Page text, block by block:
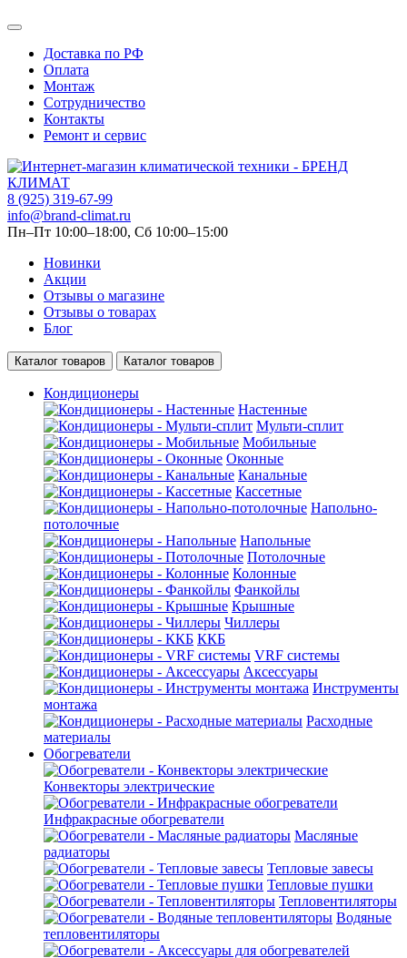
Доставка по РФ
Оплата
Монтаж
Сотрудничество
Контакты
Ремонт и сервис
8 (925) 319-67-99
info@brand-climat.ru
Пн–Пт 10:00–18:00, Сб 10:00–15:00
Новинки
Акции
Отзывы о магазине
Отзывы о товарах
Блог
Каталог товаров Каталог товаров
Кондиционеры
Настенные
Мульти-сплит
Мобильные
Оконные
Канальные
Кассетные
Напольно-
потолочные
Напольные
Потолочные
Колонные
Фанкойлы
Крышные
Чиллеры
ККБ
VRF системы
Аксессуары
Инструменты
монтажа
Расходные
материалы
Обогреватели
Конвекторы электрические
Инфракрасные обогреватели
Масляные
радиаторы
Тепловые завесы
Тепловые пушки
Тепловентиляторы
Водяные
тепловентиляторы